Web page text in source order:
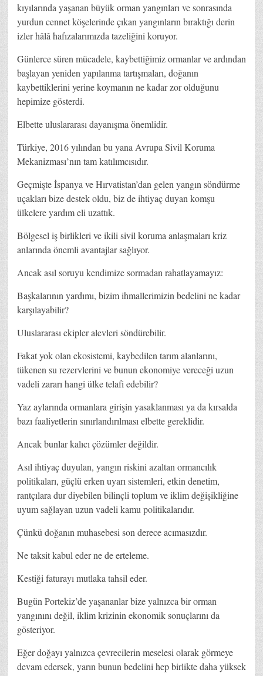
kıyılarında yaşanan büyük orman yangınları ve sonrasında
yurdun cennet köşelerinde çıkan yangınların bıraktığı derin
izler hâlâ hafızalarımızda tazeliğini koruyor.
Günlerce süren mücadele, kaybettiğimiz ormanlar ve ardından
başlayan yeniden yapılanma tartışmaları, doğanın
kaybettiklerini yerine koymanın ne kadar zor olduğunu
hepimize gösterdi.
Elbette uluslararası dayanışma önemlidir.
Türkiye, 2016 yılından bu yana Avrupa Sivil Koruma
Mekanizması’nın tam katılımcısıdır.
Geçmişte İspanya ve Hırvatistan’dan gelen yangın söndürme
uçakları bize destek oldu, biz de ihtiyaç duyan komşu
ülkelere yardım eli uzattık.
Bölgesel iş birlikleri ve ikili sivil koruma anlaşmaları kriz
anlarında önemli avantajlar sağlıyor.
Ancak asıl soruyu kendimize sormadan rahatlayamayız:
Başkalarının yardımı, bizim ihmallerimizin bedelini ne kadar
karşılayabilir?
Uluslararası ekipler alevleri söndürebilir.
Fakat yok olan ekosistemi, kaybedilen tarım alanlarını,
tükenen su rezervlerini ve bunun ekonomiye vereceği uzun
vadeli zararı hangi ülke telafi edebilir?
Yaz aylarında ormanlara girişin yasaklanması ya da kırsalda
bazı faaliyetlerin sınırlandırılması elbette gereklidir.
Ancak bunlar kalıcı çözümler değildir.
Asıl ihtiyaç duyulan, yangın riskini azaltan ormancılık
politikaları, güçlü erken uyarı sistemleri, etkin denetim,
rantçılara dur diyebilen bilinçli toplum ve iklim değişikliğine
uyum sağlayan uzun vadeli kamu politikalarıdır.
Çünkü doğanın muhasebesi son derece acımasızdır.
Ne taksit kabul eder ne de erteleme.
Kestiği faturayı mutlaka tahsil eder.
Bugün Portekiz’de yaşananlar bize yalnızca bir orman
yangınını değil, iklim krizinin ekonomik sonuçlarını da
gösteriyor.
Eğer doğayı yalnızca çevrecilerin meselesi olarak görmeye
devam edersek, yarın bunun bedelini hep birlikte daha yüksek